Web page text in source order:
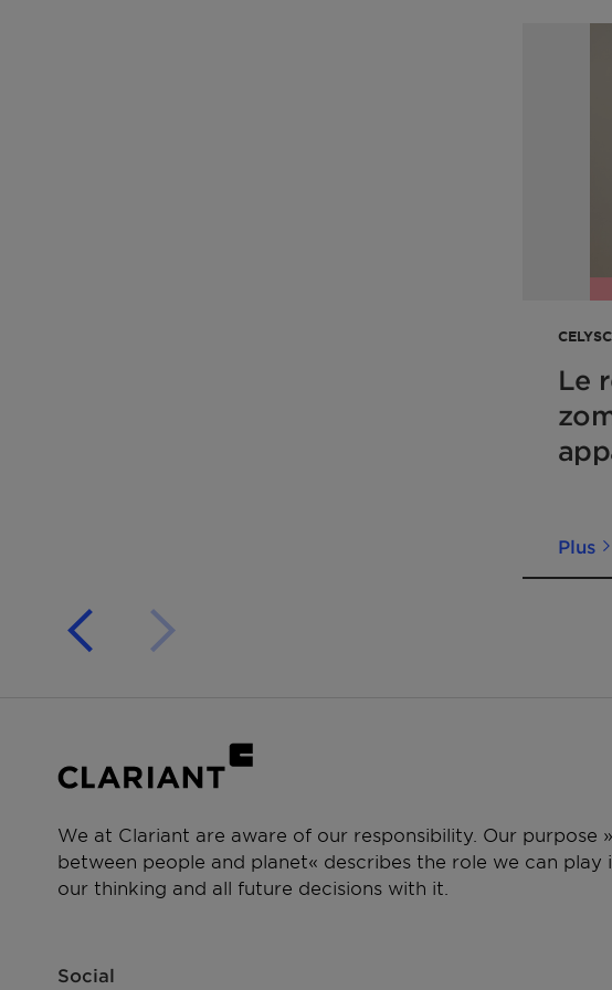
Le
Plus
We at Clariant are aware of our responsibility. Our purpose
between people and planet« describes the role we can play
our thinking and all future decisions with it.
Social